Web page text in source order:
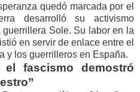
quedó marcada por el
desarrolló su activismo
Sole. Su labor en la
en servir de enlace entre el
y los guerrilleros en España.
el fascismo demostró